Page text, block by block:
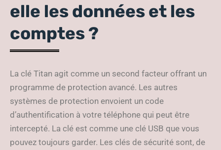
elle les données et les
comptes ?
La clé Titan agit comme un second facteur offrant un
programme de protection avancé. Les autres
systèmes de protection envoient un code
d’authentification à votre téléphone qui peut être
intercepté. La clé est comme une clé USB que vous
pouvez toujours garder. Les clés de sécurité sont, de